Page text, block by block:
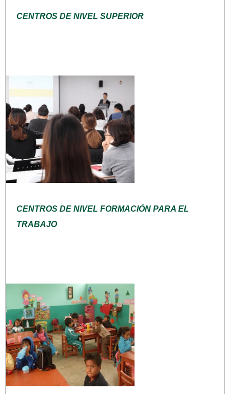
CENTROS DE NIVEL SUPERIOR
CENTROS DE NIVEL FORMACIÓN PARA EL
TRABAJO